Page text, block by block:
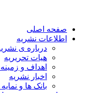
صفحه اصلی
اطلاعات نشریه
درباره ی
هیات تحریریه
اهداف و زمینه
اخبار نشریه
بانک ها و